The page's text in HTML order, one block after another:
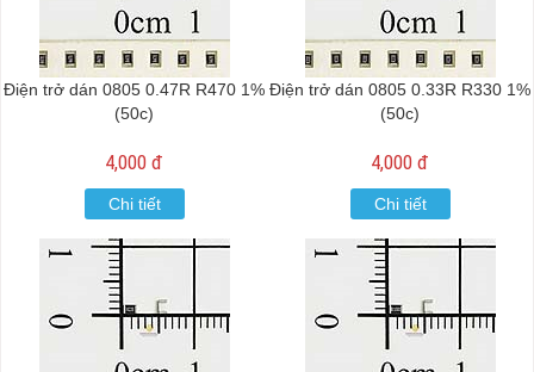
Điện trở dán 0805 0.47R R470 1%
(50c)
4,000 đ
Chi tiết
Điện trở dán 0805 0.33R R330 1%
(50c)
4,000 đ
Chi tiết